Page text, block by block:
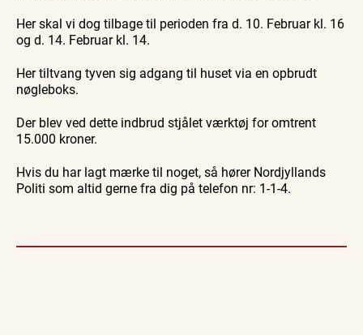
Her skal vi dog tilbage til perioden fra d. 10. Februar kl. 16
og d. 14. Februar kl. 14.
Her tiltvang tyven sig adgang til huset via en opbrudt
nøgleboks.
Der blev ved dette indbrud stjålet værktøj for omtrent
15.000 kroner.
Hvis du har lagt mærke til noget, så hører Nordjyllands
Politi som altid gerne fra dig på telefon nr: 1-1-4.